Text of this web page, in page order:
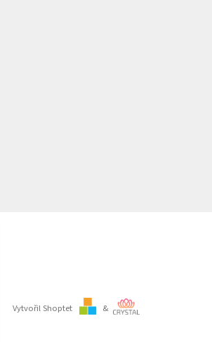
Vytvořil Shoptet &